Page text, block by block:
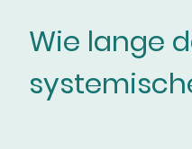
Wie lange